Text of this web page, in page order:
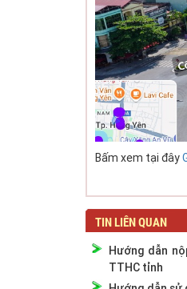
Bấm xem tại đây
TIN LIÊN QUAN
Hướng dẫn
TTHC tỉnh